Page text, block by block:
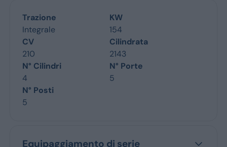
Trazione
Integrale
KW
154
CV
210
Cilindrata
2143
N° Cilindri
4
N° Porte
5
N° Posti
5
Equipaggiamento di serie